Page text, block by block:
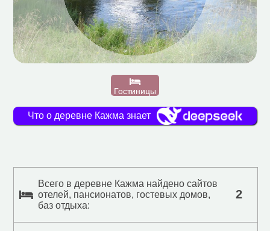
Гостиницы
Что о деревне Кажма знает
Всего в деревне Кажма найдено сайтов
отелей, пансионатов, гостевых домов,
баз отдыха:
2